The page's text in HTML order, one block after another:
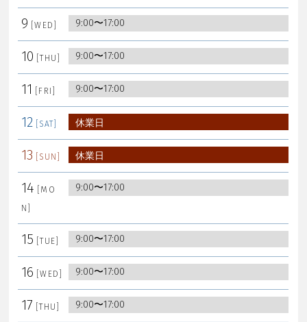
9 9:00〜17:00
10 9:00〜17:00
11 9:00〜17:00
12 休業日
13 休業日
14 9:00〜17:00
15 9:00〜17:00
16 9:00〜17:00
17 9:00〜17:00